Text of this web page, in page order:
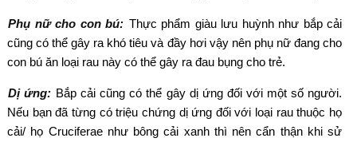
Phụ nữ cho con bú: Thực phẩm giàu lưu huỳnh như bắp cải
cũng có thể gây ra khó tiêu và đầy hơi vậy nên phụ nữ đang cho
con bú ăn loại rau này có thể gây ra đau bụng cho trẻ.
Dị ứng: Bắp cải cũng có thể gây dị ứng đối với một số người.
Nếu bạn đã từng có triệu chứng dị ứng đối với loại rau thuộc họ
cải/ họ Cruciferae như bông cải xanh thì nên cẩn thận khi sử